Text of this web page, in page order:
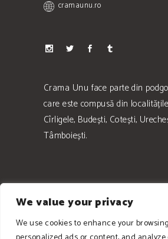
We value your privacy
We use cookies to enhance your
cramaunu.ro
Crama Unu face parte din
care este compusă din
Cîrligele, Budești, Cotești,
Tâmboiești.